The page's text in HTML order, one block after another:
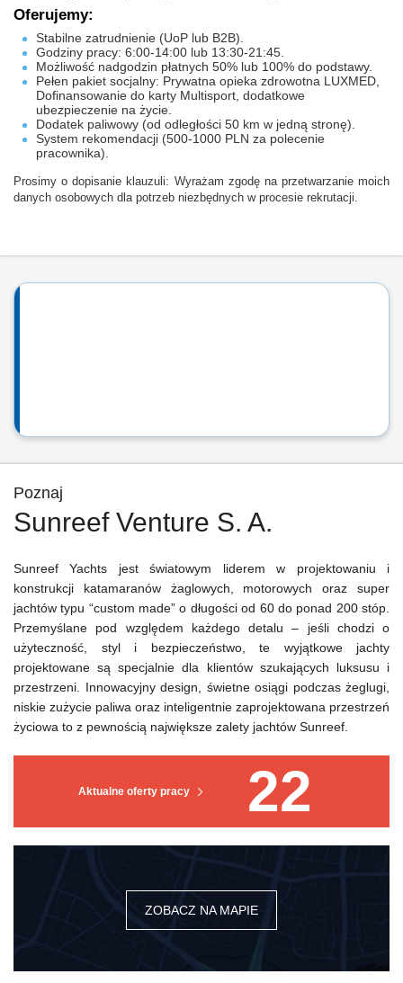
Oferujemy:
Stabilne zatrudnienie (UoP lub B2B).
Godziny pracy: 6:00-14:00 lub 13:30-21:45.
Możliwość nadgodzin płatnych 50% lub 100% do podstawy.
Pełen pakiet socjalny: Prywatna opieka zdrowotna LUXMED,
Dofinansowanie do karty Multisport, dodatkowe
ubezpieczenie na życie.
Dodatek paliwowy (od odległości 50 km w jedną stronę).
System rekomendacji (500-1000 PLN za polecenie
pracownika).
Prosimy o dopisanie klauzuli: Wyrażam zgodę na przetwarzanie moich
danych osobowych dla potrzeb niezbędnych w procesie rekrutacji.
Poznaj
Sunreef Venture S. A.
Aktualne oferty pracy 22
ZOBACZ NA MAPIE
Sunreef Yachts jest światowym liderem w projektowaniu i
konstrukcji katamaranów żaglowych, motorowych oraz super
jachtów typu “custom made” o długości od 60 do ponad 200 stóp.
Przemyślane pod względem każdego detalu – jeśli chodzi o
użyteczność, styl i bezpieczeństwo, te wyjątkowe jachty
projektowane są specjalnie dla klientów szukających luksusu i
przestrzeni. Innowacyjny design, świetne osiągi podczas żeglugi,
niskie zużycie paliwa oraz inteligentnie zaprojektowana przestrzeń
życiowa to z pewnością największe zalety jachtów Sunreef.